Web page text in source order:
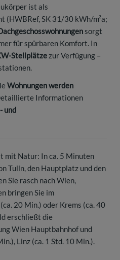
ist als
(HWBRef, SK 31/30 kWh/m²a;
sorgt
für spürbaren Komfort. In
Stellplätzezur Verfügung –
Wohnungen werden
Informationen
und
mit Natur: In ca. 5 Minuten
Tulln, den Hauptplatz und den
Sie rasch nach Wien,
bringen Sie im
20 Min.) oder Krems (ca. 40
erschließt die
Wien Hauptbahnhof und
Linz (ca. 1 Std. 10 Min.).